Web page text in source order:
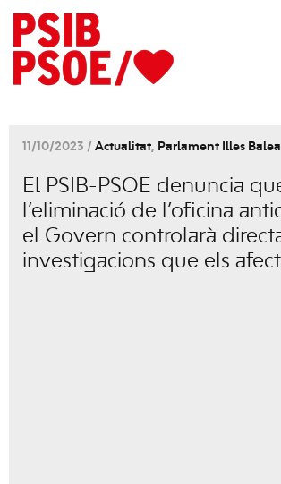
11/10/2023 / Actualitat, Parlament Illes
El PSIB-PSOE denuncia
l’eliminació de l’oficina
el Govern controlarà
investigacions que els